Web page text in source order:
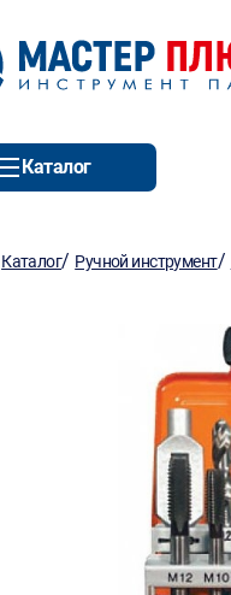
Каталог
Каталог/ Ручной инструмент/